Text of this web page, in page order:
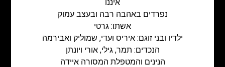
איננו
נפרדים באהבה רבה ובעצב עמוק
אשתו: גרטי
ילדיו ובני זוגם: איריס ועדי, שמוליק ואבירמה
הנכדים: תמר, גילי, אורי ויונתן
הנינים והמטפלת המסורה איידה